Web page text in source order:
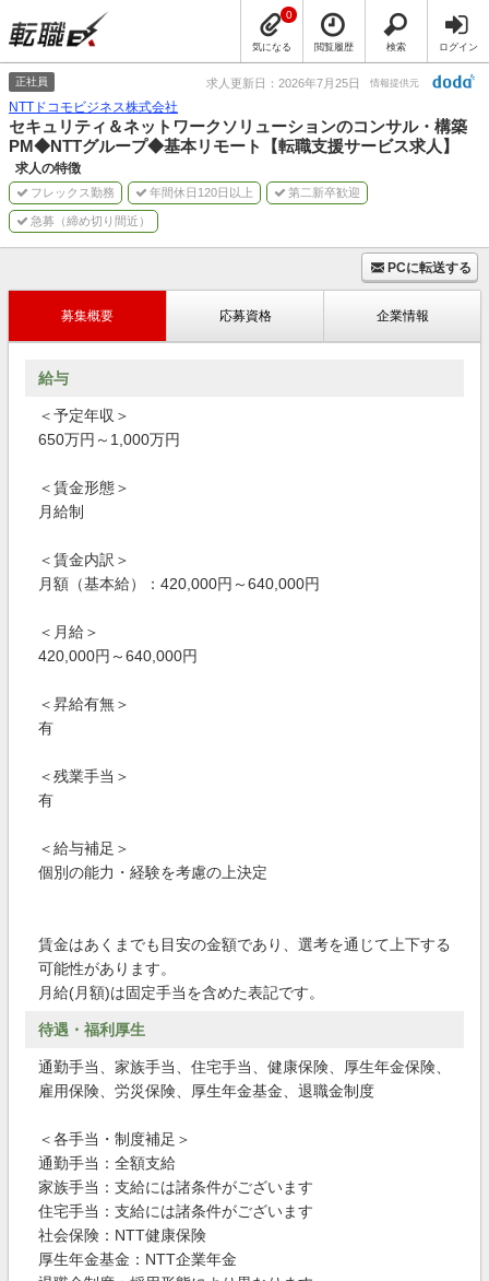
気になる
0
閲覧履歴 検索 ログイン
正社員 求人更新日：2026年7月25日 情報提供元
NTTドコモビジネス株式会社
セキュリティ＆ネットワークソリューションのコンサル・構築
PM◆NTTグループ◆基本リモート【転職支援サービス求人】
求人の特徴
フレックス勤務 年間休日120日以上 第二新卒歓迎
急募（締め切り間近）
PCに転送する
募集概要 応募資格 企業情報
給与
＜予定年収＞
650万円～1,000万円
＜賃金形態＞
月給制
＜賃金内訳＞
月額（基本給）：420,000円～640,000円
＜月給＞
420,000円～640,000円
＜昇給有無＞
有
＜残業手当＞
有
＜給与補足＞
個別の能力・経験を考慮の上決定
賃金はあくまでも目安の金額であり、選考を通じて上下する
可能性があります。
月給(月額)は固定手当を含めた表記です。
待遇・福利厚生
通勤手当、家族手当、住宅手当、健康保険、厚生年金保険、
雇用保険、労災保険、厚生年金基金、退職金制度
＜各手当・制度補足＞
通勤手当：全額支給
家族手当：支給には諸条件がございます
住宅手当：支給には諸条件がございます
社会保険：NTT健康保険
厚生年金基金：NTT企業年金